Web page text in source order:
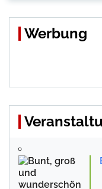
Werbung